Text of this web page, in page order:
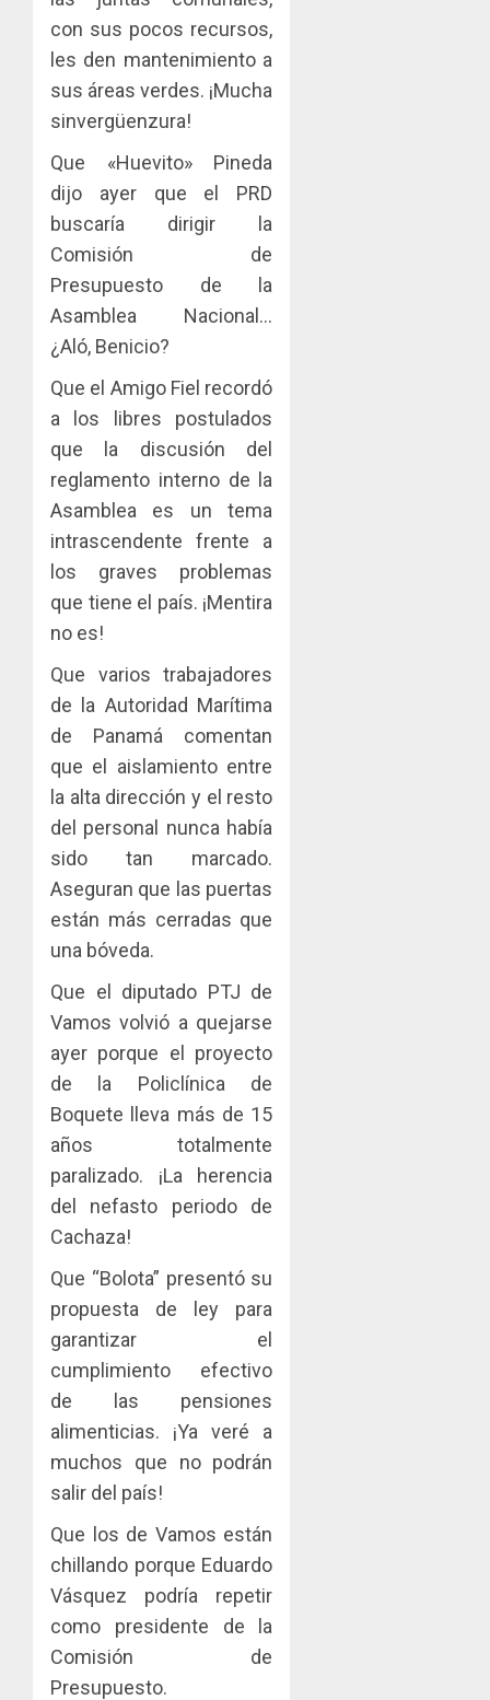
con sus pocos recursos,
les den mantenimiento a
sus áreas verdes. ¡Mucha
sinvergüenzura!
Que «Huevito» Pineda
dijo ayer que el PRD
buscaría dirigir la
Comisión de
Presupuesto de la
Asamblea Nacional…
¿Aló, Benicio?
Que el Amigo Fiel recordó
a los libres postulados
que la discusión del
reglamento interno de la
Asamblea es un tema
intrascendente frente a
los graves problemas
que tiene el país. ¡Mentira
no es!
Que varios trabajadores
de la Autoridad Marítima
de Panamá comentan
que el aislamiento entre
la alta dirección y el resto
del personal nunca había
sido tan marcado.
Aseguran que las puertas
están más cerradas que
una bóveda.
Que el diputado PTJ de
Vamos volvió a quejarse
ayer porque el proyecto
de la Policlínica de
Boquete lleva más de 15
años totalmente
paralizado. ¡La herencia
del nefasto periodo de
Cachaza!
Que “Bolota” presentó su
propuesta de ley para
garantizar el
cumplimiento efectivo
de las pensiones
alimenticias. ¡Ya veré a
muchos que no podrán
salir del país!
Que los de Vamos están
chillando porque Eduardo
Vásquez podría repetir
como presidente de la
Comisión de
Presupuesto.